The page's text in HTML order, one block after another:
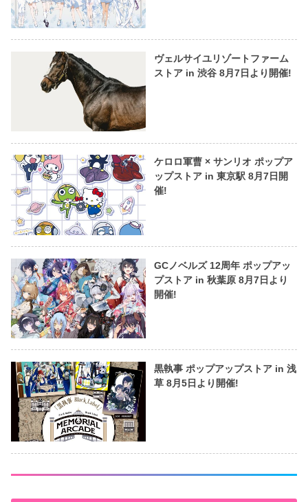
ヴェルサイユリゾートファーム
ストア in 渋谷 8月7日より開催!
ケロロ軍曹 × サンリオ ポップア
ップストア in 東京駅 8月7日開
催!
GCノベルズ 12周年 ポップアッ
プストア in 秋葉原 8月7日より
開催!
黒執事 ポップアップストア in 浅
草 8月5日より開催!